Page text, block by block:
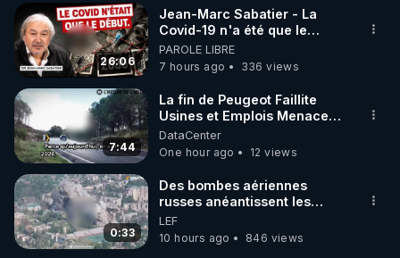
▶ 30 jours gratuit sur l’application de méditation et
de bien-être ENVOL :
Rendez-vous sur https://www.envol.app/code
le code : REGENERE
26:06
Jean-Marc Sabatier - La
Covid-19 n'a été que le
début - L'ARN messager
jusqu où ira-t-il ?
PAROLE LIBRE
7 hours ago
336 views
7:44
La fin de Peugeot Faillite
Usines et Emplois Menacees
- L'heure de l'auto
DataCenter
One hour ago
12 views
0:33
Des bombes aériennes
russes anéantissent les
centres de contrôle de
drones de 3 brigades
ukrainienne
LEF
10 hours ago
846 views